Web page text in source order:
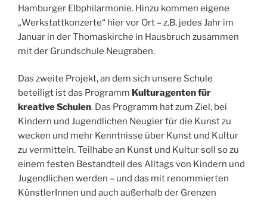
Hamburger Elbphilarmonie. Hinzu kommen eigene
„Werkstattkonzerte“ hier vor Ort – z.B. jedes Jahr im
Januar in der Thomaskirche in Hausbruch zusammen
mit der Grundschule Neugraben.
Das zweite Projekt, an dem sich unsere Schule
beteiligt ist das Programm Kulturagenten für
kreative Schulen. Das Programm hat zum Ziel, bei
Kindern und Jugendlichen Neugier für die Kunst zu
wecken und mehr Kenntnisse über Kunst und Kultur
zu vermitteln. Teilhabe an Kunst und Kultur soll so zu
einem festen Bestandteil des Alltags von Kindern und
Jugendlichen werden – und das mit renommierten
KünstlerInnen und auch außerhalb der Grenzen